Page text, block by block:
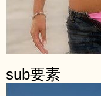
sub要素